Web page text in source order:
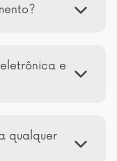
e
qualquer